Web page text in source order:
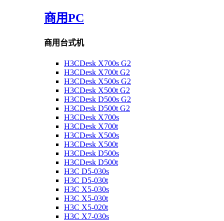
商用PC
商用台式机
H3CDesk X700s G2
H3CDesk X700t G2
H3CDesk X500s G2
H3CDesk X500t G2
H3CDesk D500s G2
H3CDesk D500t G2
H3CDesk X700s
H3CDesk X700t
H3CDesk X500s
H3CDesk X500t
H3CDesk D500s
H3CDesk D500t
H3C D5-030s
H3C D5-030t
H3C X5-030s
H3C X5-030t
H3C X5-020t
H3C X7-030s